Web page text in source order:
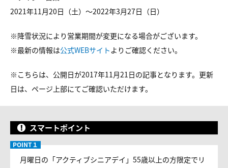
2021年11月20日（土）～2022年3月27日（日）
※降雪状況により営業期間が変更になる場合がございます。
※最新の情報は公式WEBサイトよりご確認ください。
※こちらは、公開日が2017年11月21日の記事となります。更新
日は、ページ上部にてご確認いただけます。
スマートポイント
月曜日の「アクティブシニアデイ」55歳以上の方限定でリ